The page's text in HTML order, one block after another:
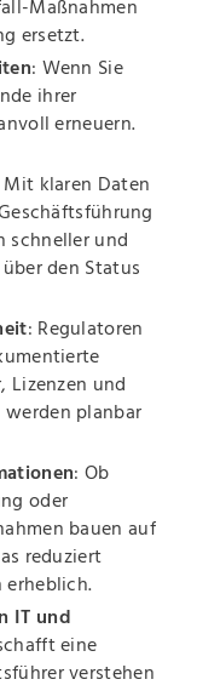
Maßnahmen
ersetzt.
: Wenn Sie
ihrer
erneuern.
Mit klaren Daten
schneller und
den Status
: Regulatoren
Lizenzen und
werden planbar
: Ob
oder
bauen auf
reduziert
erheblich.
IT und
eine
verstehen